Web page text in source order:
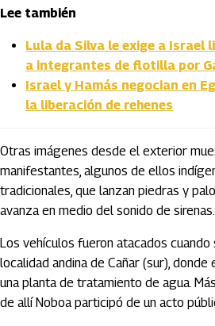
Lee también
Lula da Silva le exige a
a integrantes de flotilla por
Israel y Hamás negocian en
la liberación de rehenes
Otras imágenes desde el exterior
manifestantes, algunos de ellos
tradicionales, que lanzan piedras y
avanza en medio del sonido de sirenas.
Los vehículos fueron atacados cuando
localidad andina de Cañar (sur), donde
una planta de tratamiento de agua.
de allí Noboa participó de un acto